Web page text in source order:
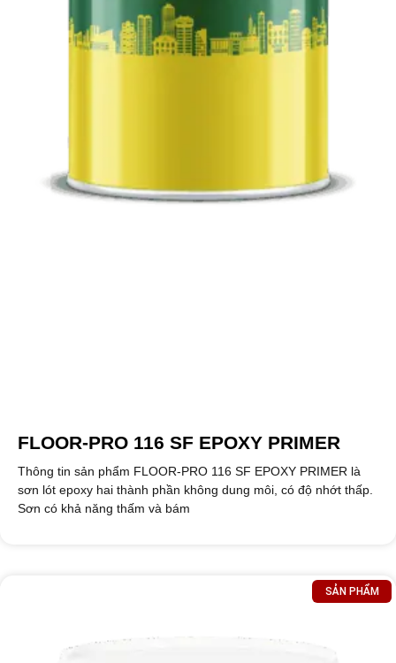
FLOOR-PRO 116 SF EPOXY PRIMER
Thông tin sản phẩm FLOOR-PRO 116 SF EPOXY PRIMER là
sơn lót epoxy hai thành phần không dung môi, có độ nhớt thấp.
Sơn có khả năng thấm và bám
SẢN PHẨM